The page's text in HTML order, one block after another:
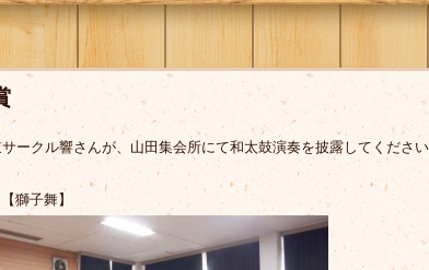
ークル響さんが、山田集会所にて和太鼓演奏を披露してください
獅子舞】